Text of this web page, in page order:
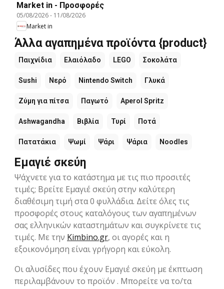
Market in - Προσφορές
05/08/2026- 11/08/2026
Market in
Άλλα αγαπημένα προϊόντα {product}
Παιχνίδια Ελαιόλαδο LEGO Σοκολάτα
Sushi Νερό Nintendo Switch Γλυκά
Ζύμη για πίτσα Παγωτό Aperol Spritz
Ashwagandha Βιβλία Τυρί Ποτά
Πατατάκια Ψωμί Ψάρι Ψάρια Noodles
Εμαγιέ σκεύη
Ψάχνετε για το κατάστημα με τις πιο προσιτές
τιμές; Βρείτε Εμαγιέ σκεύη στην καλύτερη
διαθέσιμη τιμή στα 0 φυλλάδια. Δείτε όλες τις
προσφορές στους καταλόγους των αγαπημένων
σας ελληνικών καταστημάτων και συγκρίνετε τις
τιμές. Με την Kimbino.gr, οι αγορές και η
εξοικονόμηση είναι γρήγορη και εύκολη.
Οι αλυσίδες που έχουν Εμαγιέ σκεύη με έκπτωση
περιλαμβάνουν το προϊόν . Μπορείτε να το/τα